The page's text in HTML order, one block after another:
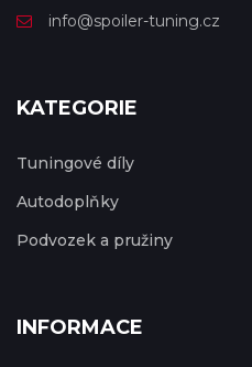
info@spoiler-tuning.cz
KATEGORIE
Tuningové díly
Autodoplňky
Podvozek a pružiny
INFORMACE